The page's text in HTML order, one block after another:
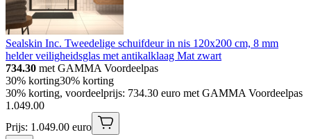
Sealskin Inc. Tweedelige schuifdeur in nis 120x200 cm, 8 mm
helder veiligheidsglas met antikalklaag Mat zwart
734.30 met GAMMA Voordeelpas
30% korting30% korting
30% korting, voordeelprijs: 734.30 euro met GAMMA Voordeelpas
1 .049.00
Prijs: 1.049.00 euro